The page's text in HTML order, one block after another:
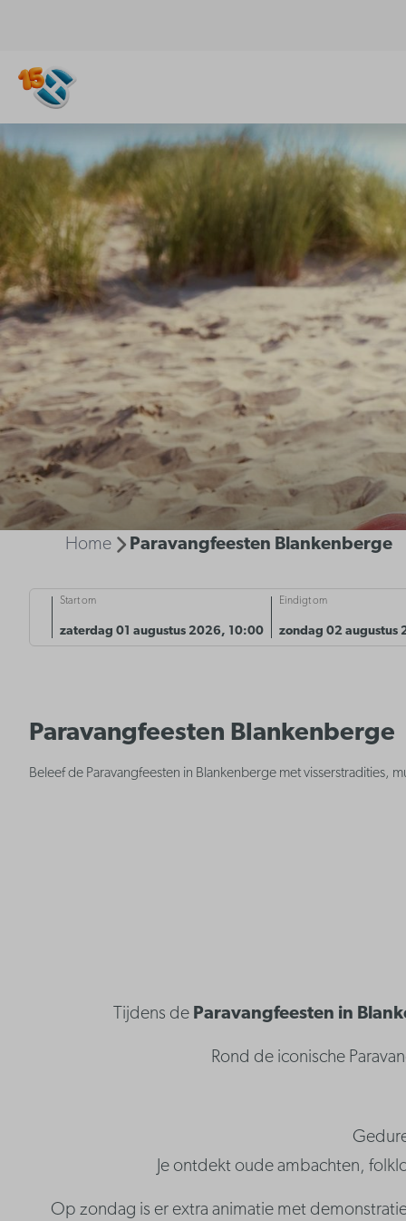
Home Paravangfeesten Blankenberge
Start om
zaterdag 01 augustus 2026, 10:00
Eindigt om
zondag 02 augustus
Paravangfeesten Blankenberge
Beleef de Paravangfeesten in Blankenberge met visserstradities,
Tijdens de Paravangfeesten in
Rond de iconische
Je ontdekt oude ambachten,
Op zondag is er extra animatie met